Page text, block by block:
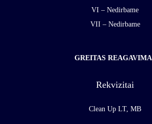
VI – Nedirbame
VII – Nedirbame
GREITAS
Rekvizitai
Clean Up LT, MB